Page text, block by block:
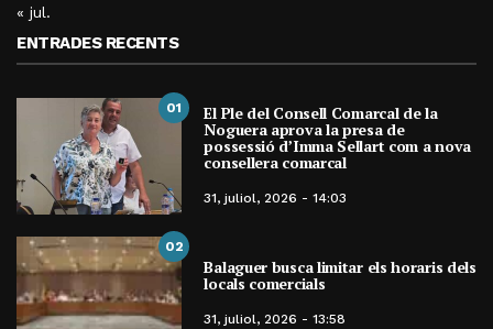
« jul.
ENTRADES RECENTS
01 El Ple del Consell Comarcal de la
Noguera aprova la presa de
possessió d’Imma Sellart com a nova
consellera comarcal
31, juliol, 2026 - 14:03
02
Balaguer busca limitar els horaris dels
locals comercials
31, juliol, 2026 - 13:58